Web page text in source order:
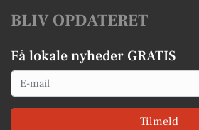
BLIV OPDATERET
Få lokale nyheder GRATIS
Email
Tilmeld